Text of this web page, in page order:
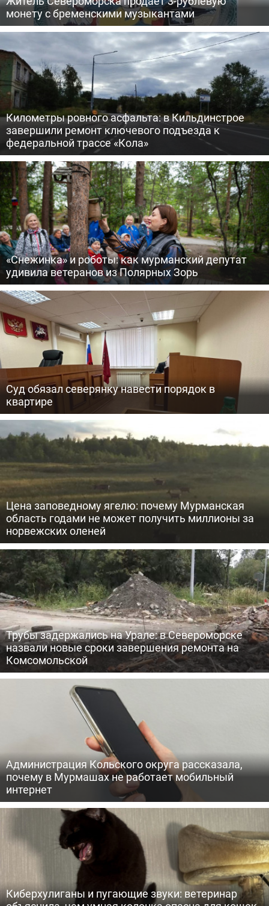
монету с бременскими музыкантами
Километры ровного асфальта: в Кильдинстрое
завершили ремонт ключевого подъезда к
федеральной трассе «Кола»
«Снежинка» и роботы: как мурманский депутат
удивила ветеранов из Полярных Зорь
Суд обязал северянку навести порядок в
квартире
Цена заповедному ягелю: почему Мурманская
область годами не может получить миллионы за
норвежских оленей
Трубы задержались на Урале: в Североморске
назвали новые сроки завершения ремонта на
Комсомольской
Администрация Кольского округа рассказала,
почему в Мурмашах не работает мобильный
интернет
Киберхулиганы и пугающие звуки: ветеринар